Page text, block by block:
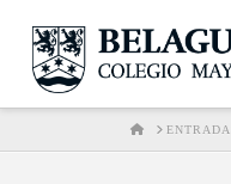
HOME